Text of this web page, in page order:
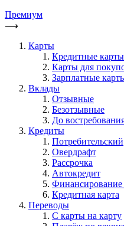
Премиум
⟶
Карты
Кредитные карты
Карты для
Зарплатные
Вклады
Отзывные
Безотзывные
До
Кредиты
Потребительский
Овердрафт
Рассрочка
Автокредит
Кредитная карта
Переводы
С карты на карту